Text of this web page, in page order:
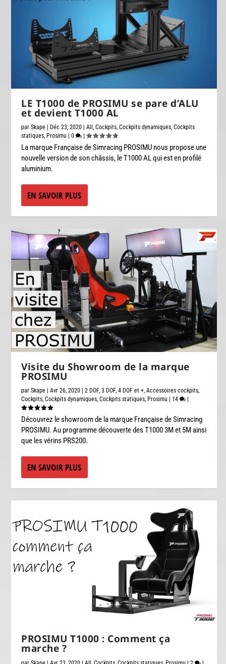
LE T1000 de PROSIMU se pare d’ALU
et devient T1000 AL
parSkape | Déc 23, 2020 |All ,Cockpits ,Cockpits dynamiques ,Cockpits
statiques Prosimu |0 |
La marque Française de Simracing PROSIMU nous propose une
nouvelle version de son châssis, le T1000 AL qui est en profilé
aluminium.
EN SAVOIR PLUS
Visite du Showroom de la marque
PROSIMU
parSkape |Avr 26, 2020 |2 DOF,3 DOF,4 DOF et + ,Accessoires cockpits
Cockpits ,Cockpits dynamiques ,Cockpits statiques Prosimu | 14 |
Découvrez le showroom de la marque Française de Simracing
PROSIMU. Au programme découverte des T1000 3M et 5M ainsi
que les vérins PRS200.
EN SAVOIR PLUS
PROSIMU T1000 : Comment ça
marche ?